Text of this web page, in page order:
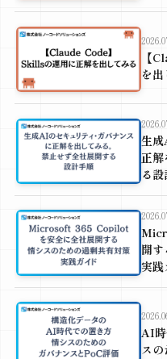
【
を
生成
正
る
開
実践
AI時
ス